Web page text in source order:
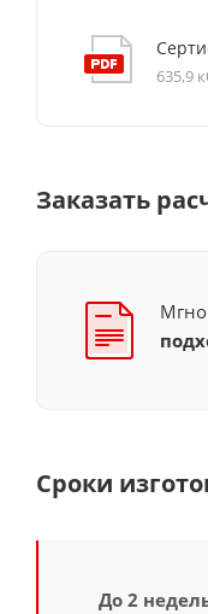
635,9
Заказать
Сроки
До 2